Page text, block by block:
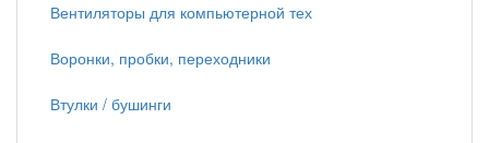
Вентиляторы для компьютерной тех
Воронки, пробки, переходники
Втулки / бушинги